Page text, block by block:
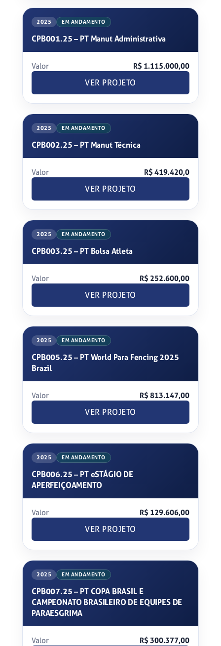
2025 EM ANDAMENTO
CPB001.25 – PT Manut Administrativa
Valor
R$ 1.115.000,00
VER PROJETO
2025 EM ANDAMENTO
CPB002.25 – PT Manut Técnica
Valor
R$ 419.420,0
VER PROJETO
2025 EM ANDAMENTO
CPB003.25 – PT Bolsa Atleta
Valor
R$ 252.600,00
VER PROJETO
2025 EM ANDAMENTO
CPB005.25 – PT World Para Fencing 2025
Brazil
Valor
R$ 813.147,00
VER PROJETO
2025 EM ANDAMENTO
CPB006.25 – PT eSTÁGIO DE
APERFEIÇOAMENTO
Valor
R$ 129.606,00
VER PROJETO
2025 EM ANDAMENTO
CPB007.25 – PT COPA BRASIL E
CAMPEONATO BRASILEIRO DE EQUIPES DE
PARAESGRIMA
Valor R$ 300.377,00